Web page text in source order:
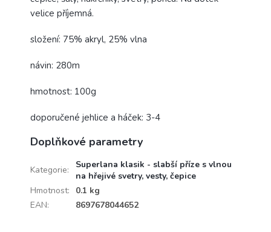
velice příjemná.
složení: 75% akryl, 25% vlna
návin: 280m
hmotnost: 100g
doporučené jehlice a háček: 3-4
Doplňkové parametry
Kategorie:
Superlana klasik - slabší příze s vlnou
na hřejivé svetry, vesty, čepice
Hmotnost:
0.1 kg
EAN: 8697678044652